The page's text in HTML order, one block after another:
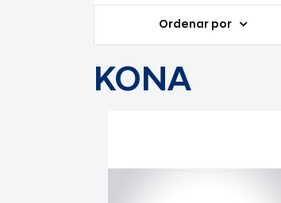
Ordenar por
KONA